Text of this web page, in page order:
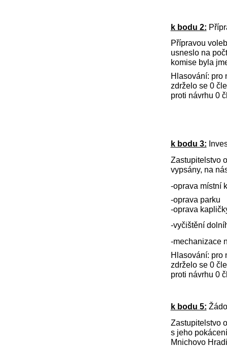
k bodu 2:
Přípravou
usneslo na
komise byla
Hlasování: pro
zdrželo se 0
proti návrhu 0
k bodu 3:
Zastupitelstvo
vypsány, na
-oprava místní
-oprava parku
-oprava
-vyčištění
-mechanizace
Hlasování: pro
zdrželo se 0
proti návrhu 0
k bodu 5:
Zastupitelstvo
s jeho
Mnichovo